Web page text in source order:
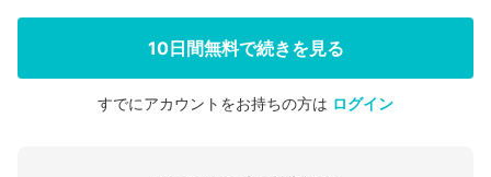
会員登録する
10日間無料で続きを見る
すでにアカウントをお持ちの方は ログイン